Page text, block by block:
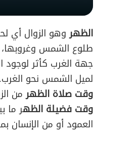
الظهروهو الزوال أي
طلوع الشمس
جهة الغرب كأثر
لميل الشمس نحو الغرب.
وقت صلاة الظهرمن
وقت فضيلة الظهر ما
العمود أو من الإنسان